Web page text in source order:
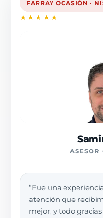
FARRAY OCASIÓN ·
★★★★★
ASESOR
“Fue una
atención que
mejor, y todo